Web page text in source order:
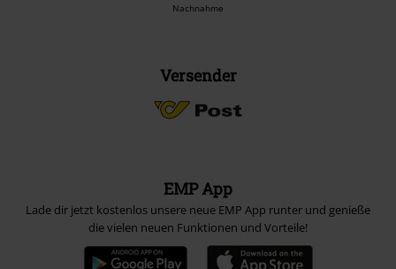
Nachnahme
Versender
EMP App
Lade dir jetzt kostenlos unsere neue EMP App runter und genieße
die vielen neuen Funktionen und Vorteile!